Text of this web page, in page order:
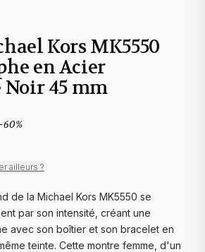
Kors MK5550
en Acier
45 mm
60%
ailleurs ?
de la Michael Kors MK5550 se
par son intensité, créant une
avec son boîtier et son bracelet en
teinte. Cette montre femme, d'un